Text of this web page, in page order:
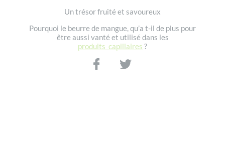
Un trésor fruité et savoureux
Pourquoi le beurre de mangue, qu’a t-il de plus pour
être aussi vanté et utilisé dans les
produits capillaires ?